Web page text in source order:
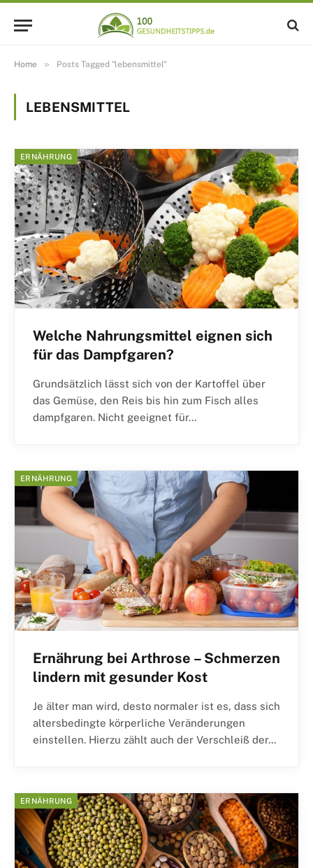
Home » Posts Tagged "lebensmittel"
LEBENSMITTEL
ERNÄHRUNG
Welche Nahrungsmittel eignen sich
für das Dampfgaren?
Grundsätzlich lässt sich von der Kartoffel über
das Gemüse, den Reis bis hin zum Fisch alles
dampfgaren. Nicht geeignet für…
ERNÄHRUNG
Ernährung bei Arthrose – Schmerzen
lindern mit gesunder Kost
Je älter man wird, desto normaler ist es, dass sich
altersbedingte körperliche Veränderungen
einstellen. Hierzu zählt auch der Verschleiß der…
ERNÄHRUNG